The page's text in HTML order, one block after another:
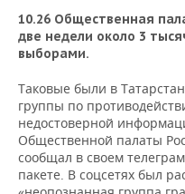
10.26 Общественная
две недели около 3
выборами.
Таковые были в
группы по
недостоверной
Общественной палаты
сообщал в своем
пакете. В соцсетях был